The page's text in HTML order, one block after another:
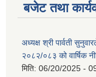
बजेट तथा
अध्यक्ष श्री पार्वती
२०८२/०८३ को वार्षिक
मिति: 06/20/2025 -